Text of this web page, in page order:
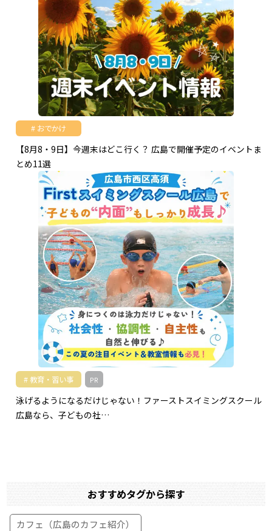
おでかけ
【8月8・9日】今週末はどこ行く？ 広島で開催予定のイベントま
とめ11選
教育・習い事 PR
泳げるようになるだけじゃない！ファーストスイミングスクール
広島なら、子どもの社…
おすすめタグから探す
カフェ（広島のカフェ紹介）